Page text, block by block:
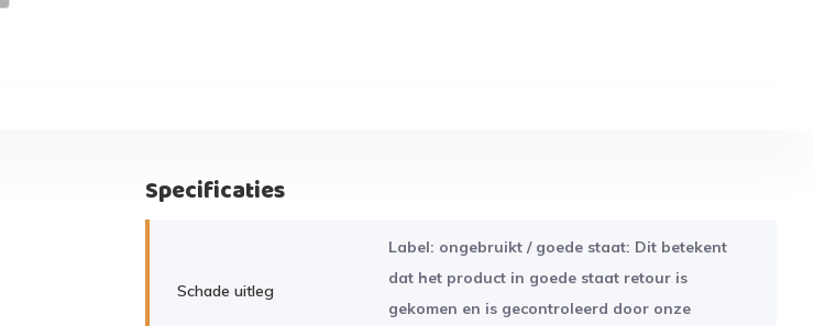
Specificaties
Schade uitleg
Label: ongebruikt / goede staat: Dit betekent
dat het product in goede staat retour is
gekomen en is gecontroleerd door onze